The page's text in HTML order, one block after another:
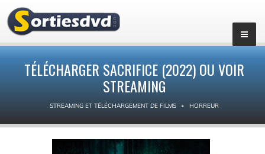
TÉLÉCHARGER SACRIFICE (2022) OU VOIR
STREAMING
STREAMING ET TÉLÉCHARGEMENT DE FILMS HORREUR